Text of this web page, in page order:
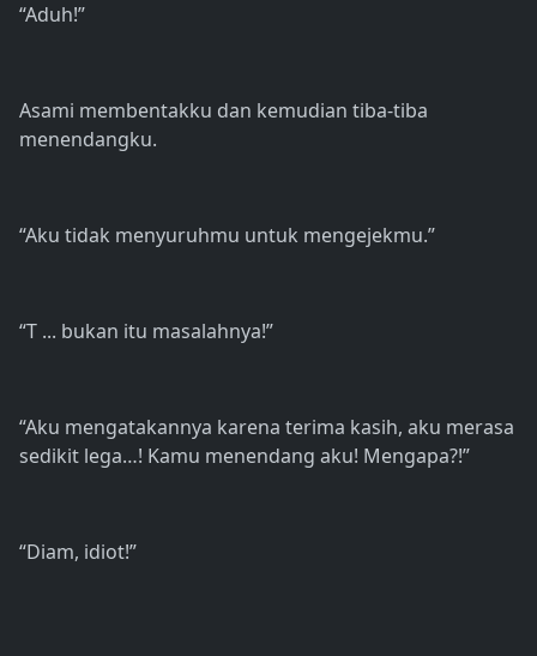
“Aduh!”
Asami membentakku dan kemudian tiba-tiba
menendangku.
“Aku tidak menyuruhmu untuk mengejekmu.”
“T ... bukan itu masalahnya!”
“Aku mengatakannya karena terima kasih, aku merasa
sedikit lega…! Kamu menendang aku! Mengapa?!”
“Diam, idiot!”